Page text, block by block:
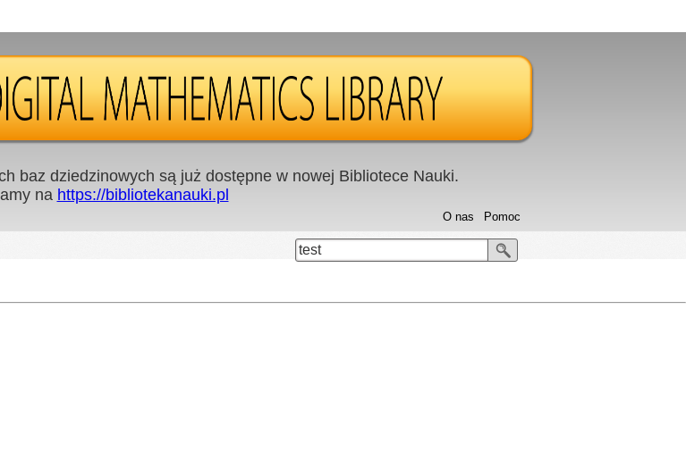
baz dziedzinowych są już dostępne w nowej Bibliotece Nauki.
na https://bibliotekanauki.pl
Pomoc
O nas
test